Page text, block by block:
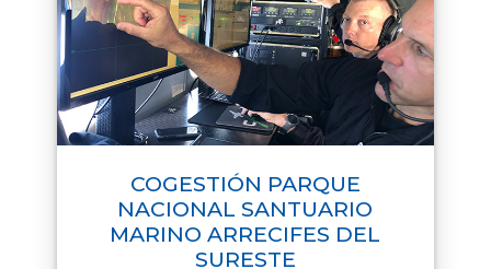
COGESTIÓN PARQUE
NACIONAL SANTUARIO
MARINO ARRECIFES DEL
SURESTE